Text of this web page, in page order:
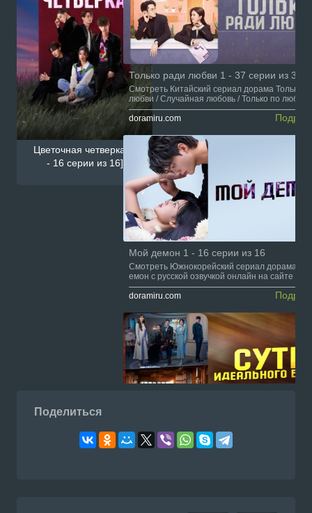
Цветочная четверка [1
- 16 серии из 16]
Только ради любви 1 - 37 серии из 37
Смотреть Китайский сериал дорама Только
любви / Случайная любовь / Только по любви
сской озвучкой онлайн на сайте Doramiru.com
doramiru.com
Мой демон 1 - 16 серии из 16
Смотреть Южнокорейский сериал дорама
емон с русской озвучкой онлайн на сайте
u.com
doramiru.com
Суть идеального брака 1 - 12 серии из
Смотреть Южнокорейский сериал дорама
Поделиться